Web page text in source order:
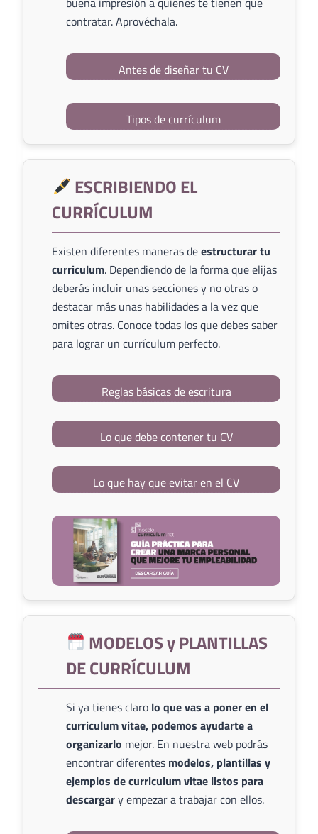
contratar. Aprovéchala.
Antes de diseñar tu CV
Tipos de currículum
ESCRIBIENDO EL
CURRÍCULUM
Existen diferentes maneras deestructurar tu
curriculum. Dependiendo de la forma que elijas
deberás incluir unas secciones y no otras o
destacar más unas habilidades a la vez que
omites otras. Conoce todas los que debes saber
para lograr un currículum perfecto.
Reglas básicas de escritura
Lo que debe contener tu CV
Lo que hay que evitar en el CV
MODELOS y PLANTILLAS
DE CURRÍCULUM
Si ya tienes claro lo que vas a poner en el
curriculum vitae, podemos ayudarte a
organizarlo mejor. En nuestra web podrás
encontrar diferentes modelos, plantillas y
ejemplos de curriculum vitae listos para
descargary empezar a trabajar con ellos.